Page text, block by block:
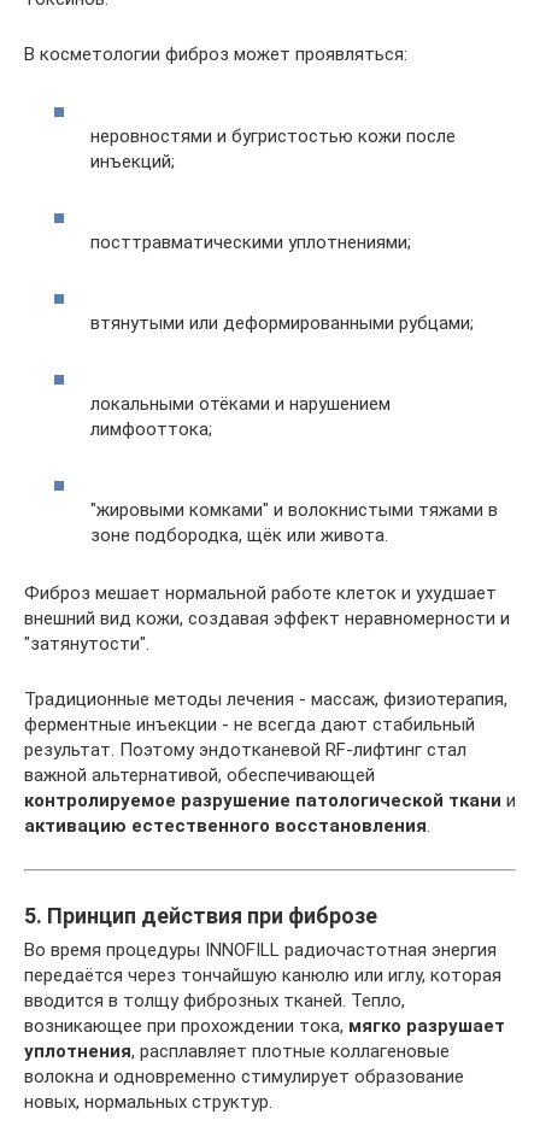
В косметологии фиброз может проявляться:
неровностями и бугристостью кожи после
инъекций;
посттравматическими уплотнениями;
втянутыми или деформированными рубцами;
локальными отёками и нарушением
лимфооттока;
"жировыми комками" и волокнистыми тяжами в
зоне подбородка, щёк или живота.
Фиброз мешает нормальной работе клеток и ухудшает
внешний вид кожи, создавая эффект неравномерности и
"затянутости".
Традиционные методы лечения - массаж, физиотерапия,
ферментные инъекции - не всегда дают стабильный
результат. Поэтому эндотканевой RF-лифтинг стал
важной альтернативой, обеспечивающей
контролируемое разрушение патологической ткани и
активацию естественного восстановления
5. Принцип действия при фиброзе
Во время процедуры INNOFILL радиочастотная энергия
передаётся через тончайшую канюлю или иглу, которая
вводится в толщу фиброзных тканей. Тепло,
возникающее при прохождении тока, мягко разрушает
уплотнения, расплавляет плотные коллагеновые
волокна и одновременно стимулирует образование
новых, нормальных структур.